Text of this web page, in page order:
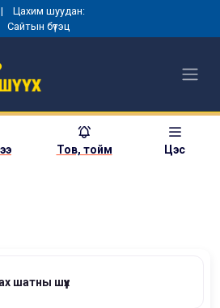
| Цахим шуудан:
Сайтын бүтэц
Тов, тойм Цэс
шатны шүүх